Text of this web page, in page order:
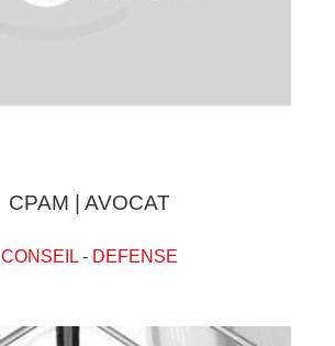
CPAM | AVOCAT
CONSEIL- DEFENSE